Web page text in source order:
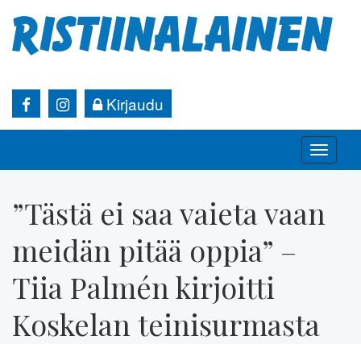
Kirjaudu
Toggle
”Tästä ei saa vaieta vaan
meidän pitää oppia” –
Tiia Palmén kirjoitti
Koskelan teinisurmasta